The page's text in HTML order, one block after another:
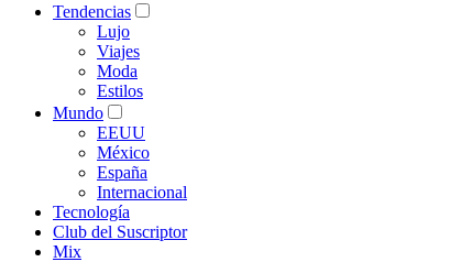
Tendencias
Lujo
Viajes
Moda
Estilos
Mundo
EEUU
México
España
Internacional
Tecnología
Club del Suscriptor
Mix